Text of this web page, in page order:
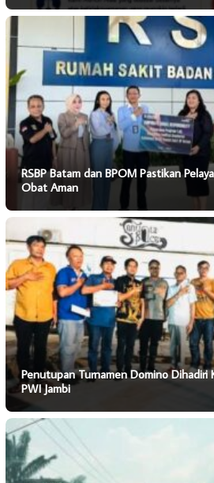
RSBP Batam dan BPOM Pastikan
Obat Aman
Penutupan Turnamen Domino Dihadiri
PWI Jambi